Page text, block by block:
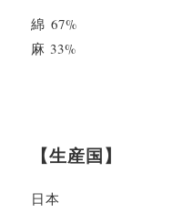
綿 67%
麻 33%
【生産国】
日本